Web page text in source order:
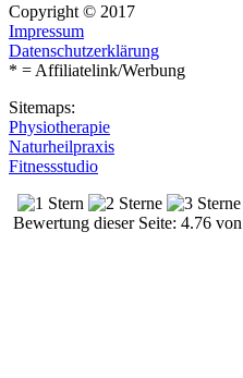
Copyright © 2017
Impressum
Datenschutzerklärung
* = Affiliatelink/Werbung
Sitemaps:
Physiotherapie
Naturheilpraxis
Fitnessstudio
Bewertung dieser Seite: 4.76